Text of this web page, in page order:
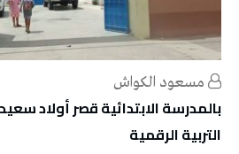
مسعود الكواش
بالمدرسة الابتدائية قصر أولاد
التربية الرقمية